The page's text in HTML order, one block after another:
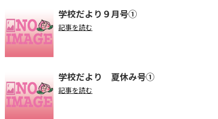
学校だより９月号①
記事を読む
学校だより 夏休み号①
記事を読む